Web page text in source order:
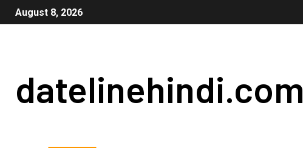
August 8, 2026
datelinehindi.com